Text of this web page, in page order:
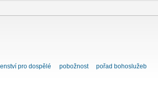
pro dospělé pobožnost
pořad bohoslužeb